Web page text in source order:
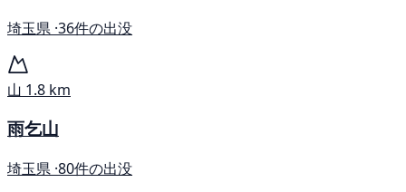
埼玉県 ·36件の出没
山 1.8 km
雨乞山
埼玉県 ·80件の出没